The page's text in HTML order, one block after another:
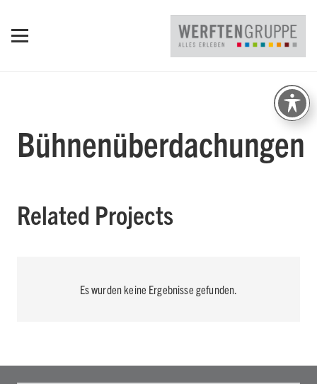
Bühnenüberdachungen
Related Projects
Es wurden keine Ergebnisse gefunden.